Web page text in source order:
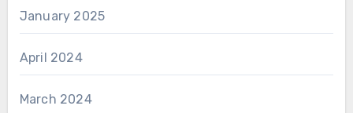
January 2025
April 2024
March 2024